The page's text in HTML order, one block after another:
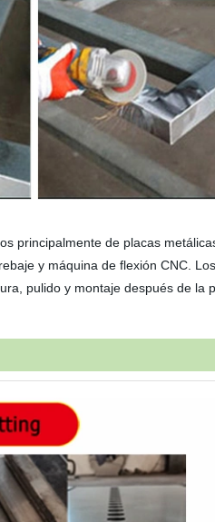
principalmente de placas
y máquina de flexión CNC.
pulido y montaje después de la